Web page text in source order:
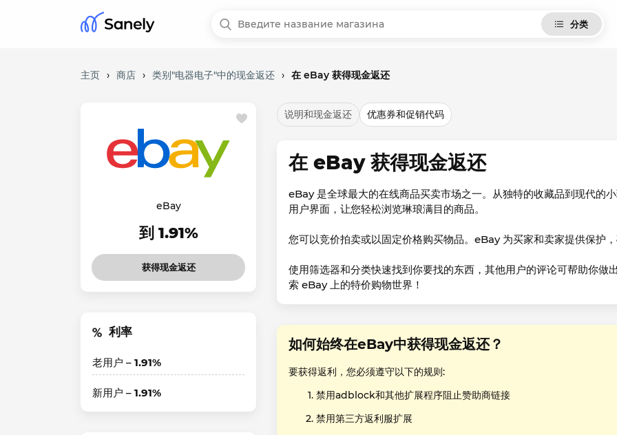
分类
主页 › 商店 › 类别"电器电子"中的现金返还 › 在 eBay 获得现金返还
eBay
到 1.91%
获得现金返还
利率
老用户 – 1.91%
新用户 – 1.91%
说明和现金返还 优惠券和促销代码
在 eBay 获得现金返还
eBay 是全球最大的在线商品买卖市场之一。从独特的收藏品到现代的
用户界面，让您轻松浏览琳琅满目的商品。
您可以竞价拍卖或以固定价格购买物品。eBay 为买家和卖家提供保护
使用筛选器和分类快速找到你要找的东西，其他用户的评论可帮助你做
索 eBay 上的特价购物世界！
如何始终在eBay中获得现金返还？
要获得返利，您必须遵守以下的规则:
禁用adblock和其他扩展程序阻止赞助商链接
禁用第三方返利服扩展